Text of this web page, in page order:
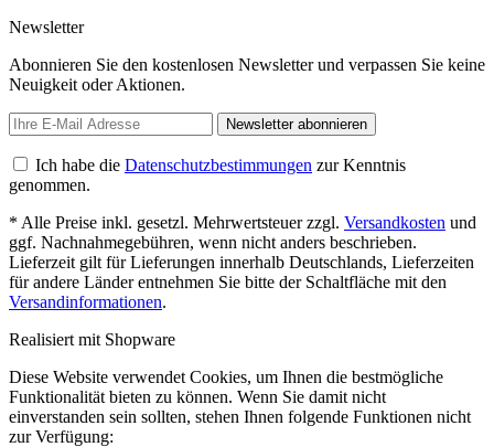
Newsletter
Abonnieren Sie den kostenlosen Newsletter und verpassen Sie keine
Neuigkeit oder Aktionen.
Newsletter abonnieren
Ich habe die Datenschutzbestimmungen zur Kenntnis
genommen.
* Alle Preise inkl. gesetzl. Mehrwertsteuer zzgl. Versandkosten und
ggf. Nachnahmegebühren, wenn nicht anders beschrieben.
Lieferzeit gilt für Lieferungen innerhalb Deutschlands, Lieferzeiten
für andere Länder entnehmen Sie bitte der Schaltfläche mit den
Versandinformationen.
Realisiert mit Shopware
Diese Website verwendet Cookies, um Ihnen die bestmögliche
Funktionalität bieten zu können. Wenn Sie damit nicht
einverstanden sein sollten, stehen Ihnen folgende Funktionen nicht
zur Verfügung: